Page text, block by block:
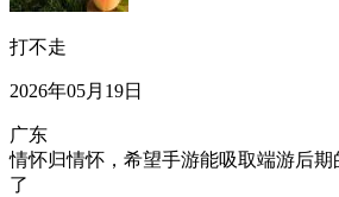
打不走
2026年05月19日
广东
情怀归情怀，希望手游能吸取端游后
了